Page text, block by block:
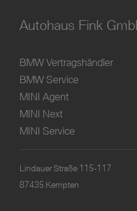
Autohaus Fink
BMW Vertragshändler
BMW Service
MINI Agent
MINI Next
MINI Service
Lindauer Straße 115-117
87435 Kempten